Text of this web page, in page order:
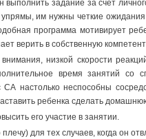
задание за счет
им нужны четкие ожидания
программа мотивирует
верить в собственную
низкой скорости
время занятий со
настолько неспособны
ребенка сделать
его участие в занятии.
для тех случаев, когда он